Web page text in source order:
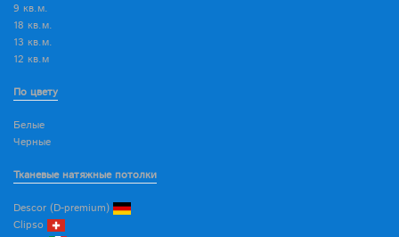
9 кв.м.
18 кв.м.
13 кв.м.
12 кв.м
По цвету
Белые
Черные
Тканевые натяжные потолки
Descor (D-premium)
Clipso